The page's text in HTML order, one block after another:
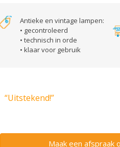
Antieke en vintage lampen:
• gecontroleerd
• technisch in orde
• klaar voor gebruik
“Uitstekend!”
Maak een afspraak